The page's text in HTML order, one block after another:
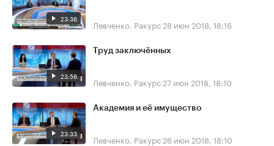
23:36 Левченко. Ракурс 28 июн 2018, 18:16
23:56
Труд заключённых
Левченко. Ракурс 27 июн 2018, 18:10
23:33
Академия и её имущество
Левченко. Ракурс 26 июн 2018, 18:10